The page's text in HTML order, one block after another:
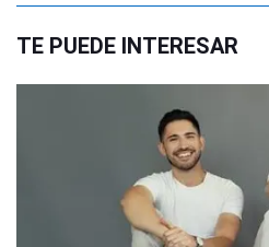
TE PUEDE INTERESAR